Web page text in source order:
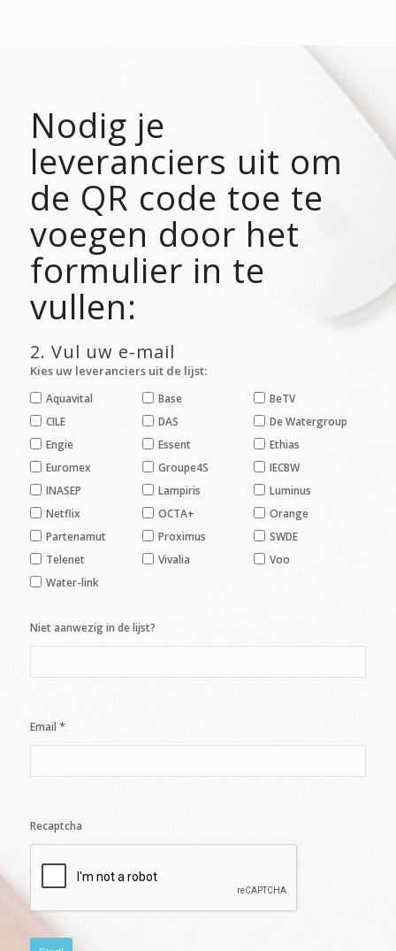
Nodig je
leveranciers uit om
de QR code toe te
voegen door het
formulier in te
vullen:
2. Vul uw e-mail
Kies uw leveranciers uit de lijst:
Aquavital Base
BeTV
CILE
DAS
De Watergroup
Engie
Essent
Ethias
Euromex
Groupe4S
IECBW
INASEP
Lampiris
Luminus
Netflix
OCTA+
Orange
Partenamut
Proximus
SWDE
Telenet
Vivalia
Voo
Water-link
Niet aanwezig in de lijst?
Email *
Recaptcha